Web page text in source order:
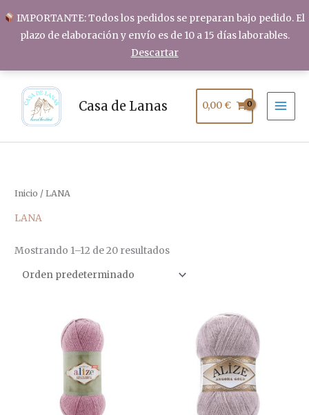
IMPORTANTE: Todos los pedidos se preparan bajo pedido. El
plazo de elaboración y envío es de 10 a 15 días laborables.
Descartar
contenido
Casa de Lanas 0,00€
Inicio / LANA
LANA
Mostrando 1–12 de 20 resultados